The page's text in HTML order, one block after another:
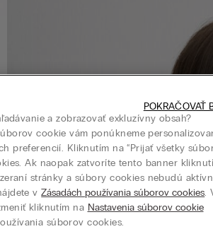
a zobrazovať exkluzívny obsah?
cookie vám ponúkneme
preferencií. Kliknutím na “Prijať všetky
Ak naopak zatvoríte tento banner
stránky a súbory cookies nebudú
vZásadách používania súborov cookies.
kliknutím na Nastavenia súborov cookie
súborov cookies.
POKRAČOVAŤ